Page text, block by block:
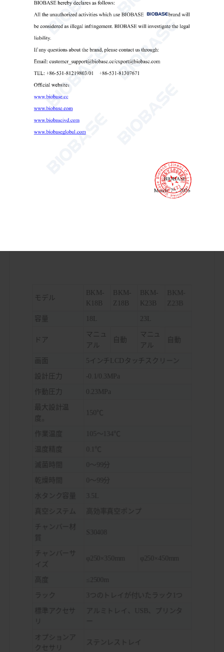
モデル
BKM-
K18B
BKM-
Z18B
BKM-
K23B
BKM-
容量 18L 23L
ドア
マニュ
アル
自動
マニュ
アル
自動
画面 5インチLCDタッチスクリーン
設計圧力 -0.1/0.3MPa
作動圧力 0.23MPa
最大設計温
度。
150℃
作業温度 105～134℃
温度精度
滅菌時間
乾燥時間
水タンク容量
真空システム 高効率真空ポンプ
チャンバー材
S30408
チャンバーサ
イズ
高度
ラック 3つのトレイが付いたラック1つ
標準アクセサ
アルミトレイ、USB、プリンタ
オプションア
クセサリ
ステンレストレイ